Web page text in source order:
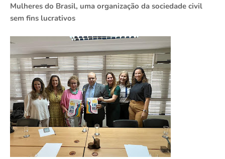
Mulheres do Brasil, uma organização da sociedade civil
sem fins lucrativos